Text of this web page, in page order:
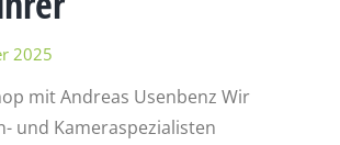
2025
mit Andreas Usenbenz Wir
und Kameraspezialisten